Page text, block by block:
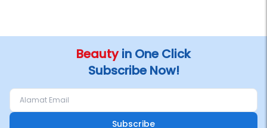
Beautyin One Click
Subscribe Now!
Subscribe